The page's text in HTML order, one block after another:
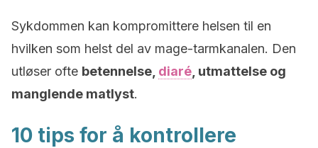
Sykdommen kan kompromittere helsen til en
hvilken som helst del av mage-tarmkanalen. Den
utløser ofte betennelse, diaré , utmattelse og
manglende matlyst.
10 tips for å kontrollere